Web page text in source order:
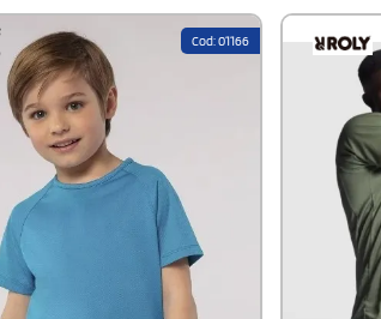
una taglia M.Composizione:
incrociata 100%
OEKO-TEX®
Cod: 01166